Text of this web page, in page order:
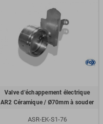
Valve d'échappement électrique
AR2 Céramique / Ø70mm à souder
ASR-EK-S1-76